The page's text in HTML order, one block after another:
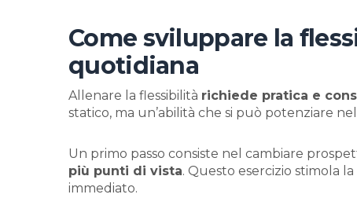
Come sviluppare la
quotidiana
Allenare la flessibilità richiede pratica e
statico, ma un’abilità che si può potenziare
Un primo passo consiste nel cambiare
più punti di vista. Questo esercizio stimola
immediato.